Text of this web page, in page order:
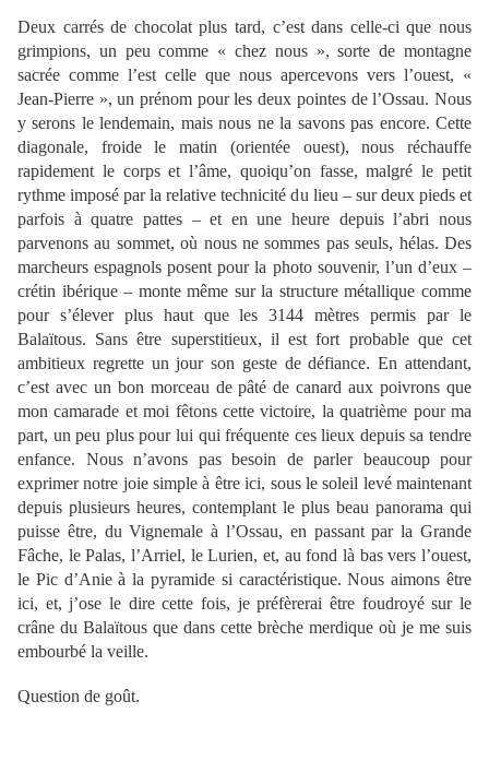
Deux carrés de chocolat plus tard, c’est dans celle-ci que nous
grimpions, un peu comme « chez nous », sorte de montagne
sacrée comme l’est celle que nous apercevons vers l’ouest, «
Jean-Pierre », un prénom pour les deux pointes de l’Ossau. Nous
y serons le lendemain, mais nous ne la savons pas encore. Cette
diagonale, froide le matin (orientée ouest), nous réchauffe
rapidement le corps et l’âme, quoiqu’on fasse, malgré le petit
rythme imposé par la relative technicité du lieu – sur deux pieds et
parfois à quatre pattes – et en une heure depuis l’abri nous
parvenons au sommet, où nous ne sommes pas seuls, hélas. Des
marcheurs espagnols posent pour la photo souvenir, l’un d’eux –
crétin ibérique – monte même sur la structure métallique comme
pour s’élever plus haut que les 3144 mètres permis par le
Balaïtous. Sans être superstitieux, il est fort probable que cet
ambitieux regrette un jour son geste de défiance. En attendant,
c’est avec un bon morceau de pâté de canard aux poivrons que
mon camarade et moi fêtons cette victoire, la quatrième pour ma
part, un peu plus pour lui qui fréquente ces lieux depuis sa tendre
enfance. Nous n’avons pas besoin de parler beaucoup pour
exprimer notre joie simple à être ici, sous le soleil levé maintenant
depuis plusieurs heures, contemplant le plus beau panorama qui
puisse être, du Vignemale à l’Ossau, en passant par la Grande
Fâche, le Palas, l’Arriel, le Lurien, et, au fond là bas vers l’ouest,
le Pic d’Anie à la pyramide si caractéristique. Nous aimons être
ici, et, j’ose le dire cette fois, je préfèrerai être foudroyé sur le
crâne du Balaïtous que dans cette brèche merdique où je me suis
embourbé la veille.
Question de goût.